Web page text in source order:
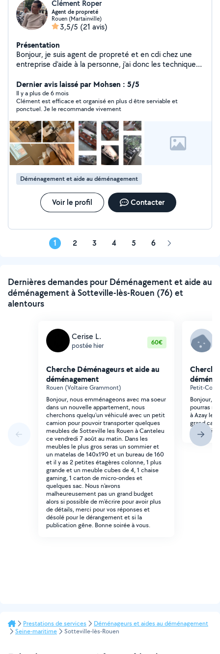
Clément Roper
Agent de propreté
Rouen (Martainville)
3,5/5 (21 avis)
Présentation
Bonjour, je suis agent de propreté et en cdi chez une
entreprise d'aide à la personne, j'ai donc les techniques
propreté irréprochable. C'est mon métier, j'ai toutes les
compétences pour vous venir en aide.《Agent de
propreté》 ¤ Mais aussi, je touche a tout en terme de
bricolage, montage de meuble, accrochage cadre, etc...
Et je fais également dans la rénovation d'appartement
ou maison, puis je suis habituer aux déménagements,
j'en fais assez souvent en général, donc je peux vous
prêter mes bras ci vous en avez le besoin. Je reste à
votre disposition. Cordialement. ¤
Dernier avis laissé par Mohsen : 5/5
Il y a plus de 6 mois
Clément est efficace et organisé en plus d être serviable et
ponctuel. Je le recommande vivement
Déménagement et aide au déménagement
Voir le profil Contacter
1 2 3 4 5 6 Page
Dernières demandes pour Déménagement et aide au
déménagement à Sotteville-lès-Rouen (76) et
alentours
Cerise L.
postée hier 60€
Cherche Déménageurs et aide au
déménagement
Rouen (Voltaire Grammont)
Bonjour, nous emménageons avec ma soeur
dans un nouvelle appartement, nous
cherchons quelqu'un véhiculé avec un petit
camion pour pouvoir transporter quelques
meubles de Sotteville les Rouen à Canteleu
ce vendredi 7 août au matin. Dans les
meubles le plus gros seras un sommier et
un matelas de 140x190 et un bureau de 160
et il y as 2 petites étagères colonne, 1 plus
grande et un meuble cubes de 4, 1 chaise
gaming, 1 carton de micro-ondes et
quelques sac. Nous n'avons
malheureusement pas un grand budget
alors si possible de m'écrire pour avoir plus
de détails, merci pour vos réponses et
désolé pour le dérangement et si la
publication gêne. Bonne soirée à vous.
Petit-
Bonjour,
pourras
à Azay le
grand
800 mais
Prestations de services
Déménageurs et aides au déménagement
Seine-maritime
Sotteville-lès-Rouen